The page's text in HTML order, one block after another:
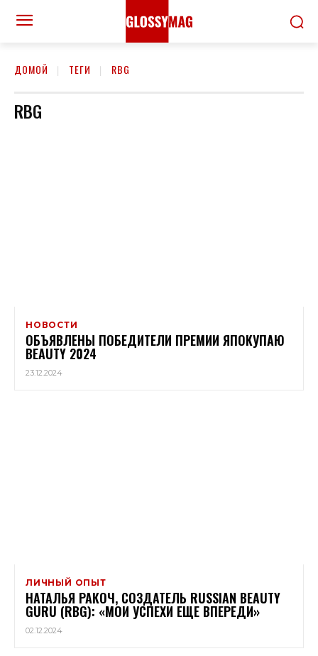
ДОМОЙ ТЕГИ RBG
RBG
НОВОСТИ
ОБЪЯВЛЕНЫ ПОБЕДИТЕЛИ ПРЕМИИ ЯПОКУПАЮ
BEAUTY 2024
23.12.2024
ЛИЧНЫЙ ОПЫТ
НАТАЛЬЯ РАКОЧ, СОЗДАТЕЛЬ RUSSIAN BEAUTY
GURU (RBG): «МОИ УСПЕХИ ЕЩЕ ВПЕРЕДИ»
02.12.2024